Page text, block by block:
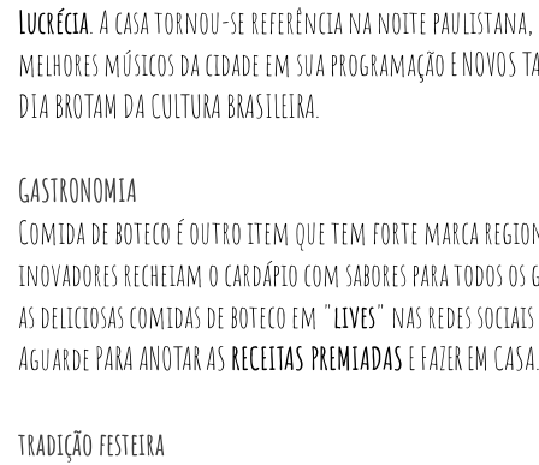
Lucrécia . A casa tornou-se referência na noite
melhores músicos da cidade em sua programação E NOVOS
DIA BROTAM DA CULTURA BRASILEIRA.
GASTRONOMIA
Comida de boteco é outro item que tem forte marca
inovadores recheiam o cardápio com sabores para todos
as deliciosas comidas de boteco em "lives" nas redes
Aguarde PARA ANOTAR ASRECEITAS PREMIADASE FAZER EM CASA.
tradição festeira